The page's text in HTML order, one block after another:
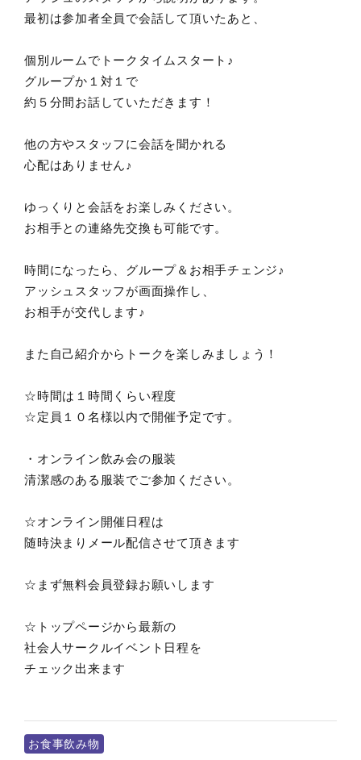
最初は参加者全員で会話して頂いたあと、
個別ルームでトークタイムスタート♪
グループか１対１で
約５分間お話していただきます！
他の方やスタッフに会話を聞かれる
心配はありません♪
ゆっくりと会話をお楽しみください。
お相手との連絡先交換も可能です。
時間になったら、グループ＆お相手チェンジ♪
アッシュスタッフが画面操作し、
お相手が交代します♪
また自己紹介からトークを楽しみましょう！
☆時間は１時間くらい程度
☆定員１０名様以内で開催予定です。
・オンライン飲み会の服装
清潔感のある服装でご参加ください。
☆オンライン開催日程は
随時決まりメール配信させて頂きます
☆まず無料会員登録お願いします
☆トップページから最新の
社会人サークルイベント日程を
チェック出来ます
お食事飲み物